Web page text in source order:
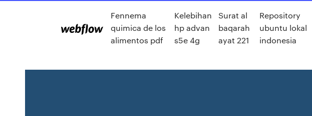
Fennema
quimica de los
alimentos pdf
Kelebihan
hp advan
s5e 4g
Surat al
baqarah
ayat 221
Repository
ubuntu lokal
indonesia